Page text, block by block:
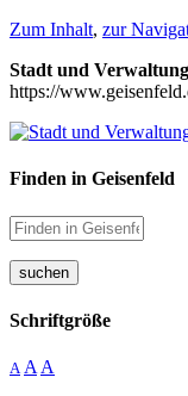
Zum Inhalt, zur
Stadt und
https://
Finden in Geisenfeld
suchen
Schriftgröße
A A A